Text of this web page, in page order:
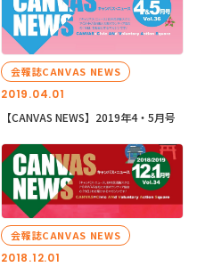
2019.04.01
会報誌CANVAS NEWS
【CANVAS NEWS】2019年4・5月号
2018.12.01
会報誌CANVAS NEWS